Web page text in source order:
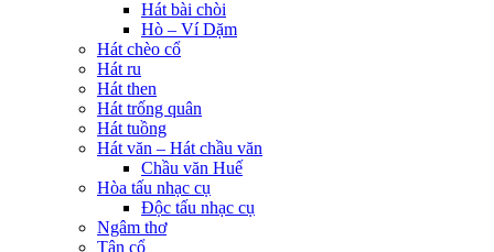
Hát bài chòi
Hò – Ví Dặm
Hát chèo cổ
Hát ru
Hát then
Hát trống quân
Hát tuồng
Hát văn – Hát chầu văn
Chầu văn Huế
Hòa tấu nhạc cụ
Độc tấu nhạc cụ
Ngâm thơ
Tân cổ